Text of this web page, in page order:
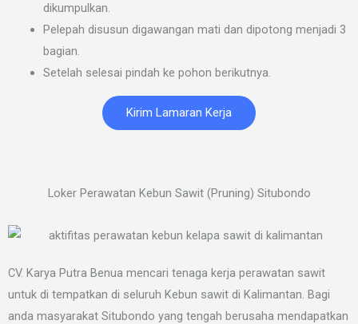
dikumpulkan.
Pelepah disusun digawangan mati dan dipotong menjadi 3
bagian.
Setelah selesai pindah ke pohon berikutnya.
Kirim Lamaran Kerja
Loker Perawatan Kebun Sawit (Pruning) Situbondo
CV. Karya Putra Benua mencari tenaga kerja perawatan sawit
untuk di tempatkan di seluruh Kebun sawit di Kalimantan. Bagi
anda masyarakat Situbondo yang tengah berusaha mendapatkan